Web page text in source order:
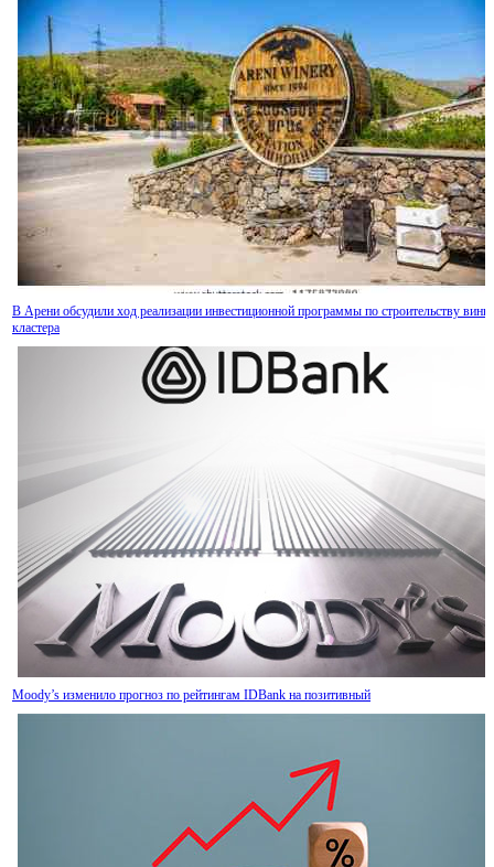
В Арени обсудили ход реализации инвестиционной программы по строительству
кластера
Moody’s изменило прогноз по рейтингам IDBank на позитивный